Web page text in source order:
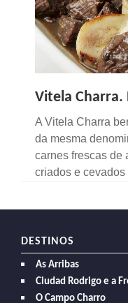
Vitela Charra.
A Vitela Charra
da mesma
carnes frescas de
criados e
DESTINOS
As Arribas
Ciudad Rodrigo e a
O Campo Charro